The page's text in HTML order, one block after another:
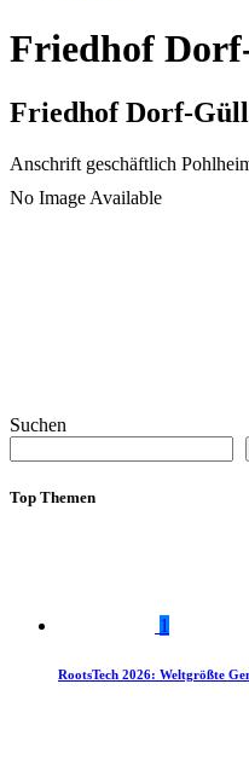
Friedhof
Friedhof Dorf-Güll
Anschrift geschäftlich
No Image Available
Suchen
Top Themen
1
RootsTech 2026: Weltgrößte